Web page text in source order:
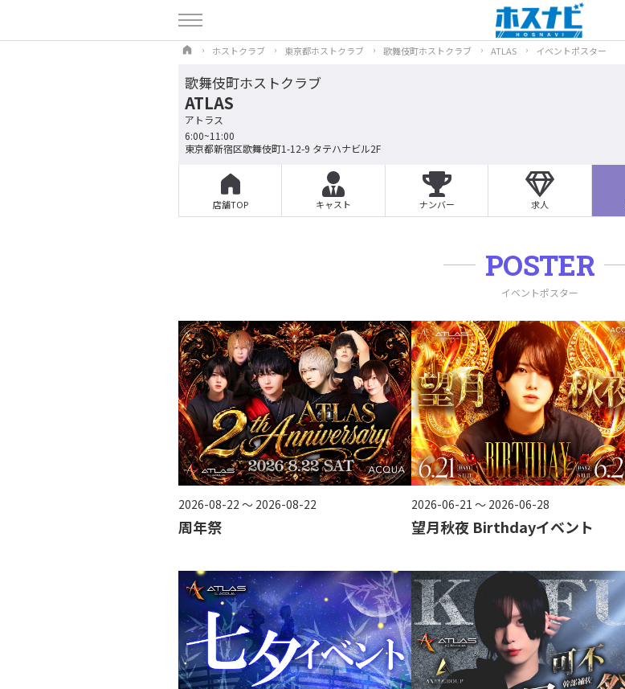
ホストクラブ 東京都ホストクラブ 歌舞伎町ホストクラブ ATLAS イベントポスター
歌舞伎町ホストクラブ
ATLAS
アトラス
6:00~11:00
東京都新宿区歌舞伎町1-12-9 タテハナビル2F
店舗TOP キャスト ナンバー 求人
POSTER
イベントポスター
2026-08-22 ～ 2026-08-22
周年祭
2026-06-21 ～ 2026-06-28
望月秋夜 Birthdayイベント